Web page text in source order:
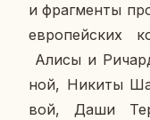
и фраг­мен­ты
ев­ро­пей­ских
Алисы и
ной, Никиты
вой, Даши